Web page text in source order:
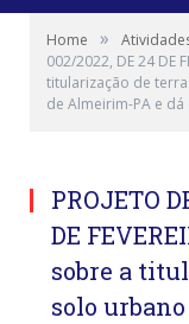
Home »
002/2022, DE 24 DE
titularização de
de Almeirim-PA e
PROJETO
DE
sobre a
solo